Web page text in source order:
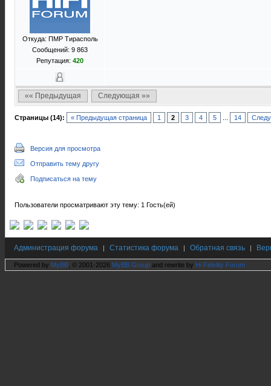
Откуда: ПМР Тирасполь
Сообщений: 9 863
Репутация: 420
«« Предыдущая Следующая »»
Страницы (14): « Предыдущая страница 1 2 3 4 5 14
Версия для просмотра
Отправить тему другу
Подписаться на тему
Пользователи просматривают эту тему: 1 Гость(ей)
Администрация форума | Статистика форума | Обратная связь |
Powered by MyBB , © 2001-2026 MyBB Group and rewrite by Hi Fidelity Forum